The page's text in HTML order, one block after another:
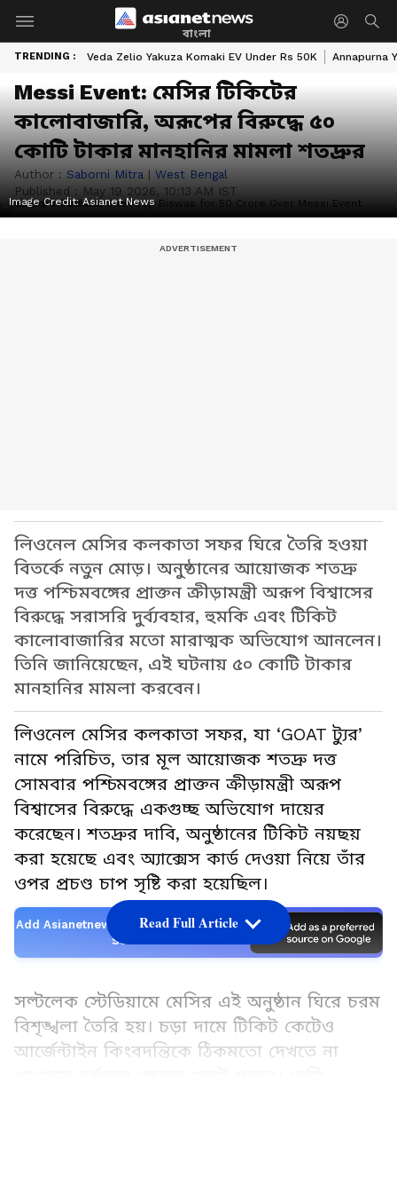
বাংলা
TRENDING : Veda Zelio Yakuza Komaki EV Under Rs 50K Annapurna
Messi Event: মেসির টিকিটের
কালোবাজারি, অরূপের বিরুদ্ধে ৫০
কোটি টাকার মানহানির মামলা শতদ্রুর
Author : Saborni Mitra | West Bengal
Published : May 19 2026, 10:13 AM IST
Image Credit:Asianet News
লিওনেল মেসির কলকাতা সফর ঘিরে তৈরি হওয়া
বিতর্কে নতুন মোড়। অনুষ্ঠানের আয়োজক শতদ্রু
দত্ত পশ্চিমবঙ্গের প্রাক্তন ক্রীড়ামন্ত্রী অরূপ বিশ্বাসের
বিরুদ্ধে সরাসরি দুর্ব্যবহার, হুমকি এবং টিকিট
কালোবাজারির মতো মারাত্মক অভিযোগ আনলেন।
তিনি জানিয়েছেন, এই ঘটনায় ৫০ কোটি টাকার
মানহানির মামলা করবেন।
লিওনেল মেসির কলকাতা সফর, যা ‘GOAT ট্যুর’
নামে পরিচিত, তার মূল আয়োজক শতদ্রু দত্ত
সোমবার পশ্চিমবঙ্গের প্রাক্তন ক্রীড়ামন্ত্রী অরূপ
বিশ্বাসের বিরুদ্ধে একগুচ্ছ অভিযোগ দায়ের
করেছেন। শতদ্রুর দাবি, অনুষ্ঠানের টিকিট নয়ছয়
করা হয়েছে এবং অ্যাক্সেস কার্ড দেওয়া নিয়ে তাঁর
ওপর প্রচণ্ড চাপ সৃষ্টি করা হয়েছিল।
Add Asianetnews Bangla as a Preferred
Source
সল্টলেক স্টেডিয়ামে মেসির এই অনুষ্ঠান ঘিরে চরম
বিশৃঙ্খলা তৈরি হয়। চড়া দামে টিকিট কেটেও
আর্জেন্টাইন কিংবদন্তিকে ঠিকমতো দেখতে না
Read Full Article